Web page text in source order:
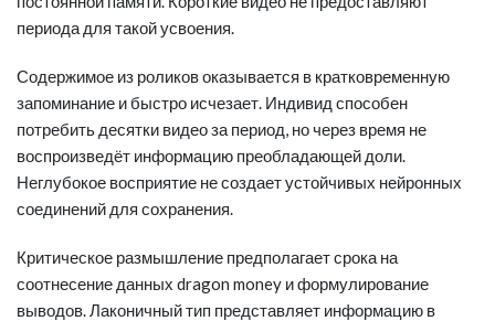
периода для такой усвоения.
Содержимое из роликов оказывается в кратковременную
запоминание и быстро исчезает. Индивид способен
потребить десятки видео за период, но через время не
воспроизведёт информацию преобладающей доли.
Неглубокое восприятие не создает устойчивых нейронных
соединений для сохранения.
Критическое размышление предполагает срока на
соотнесение данных dragon money и формулирование
выводов. Лаконичный тип представляет информацию в